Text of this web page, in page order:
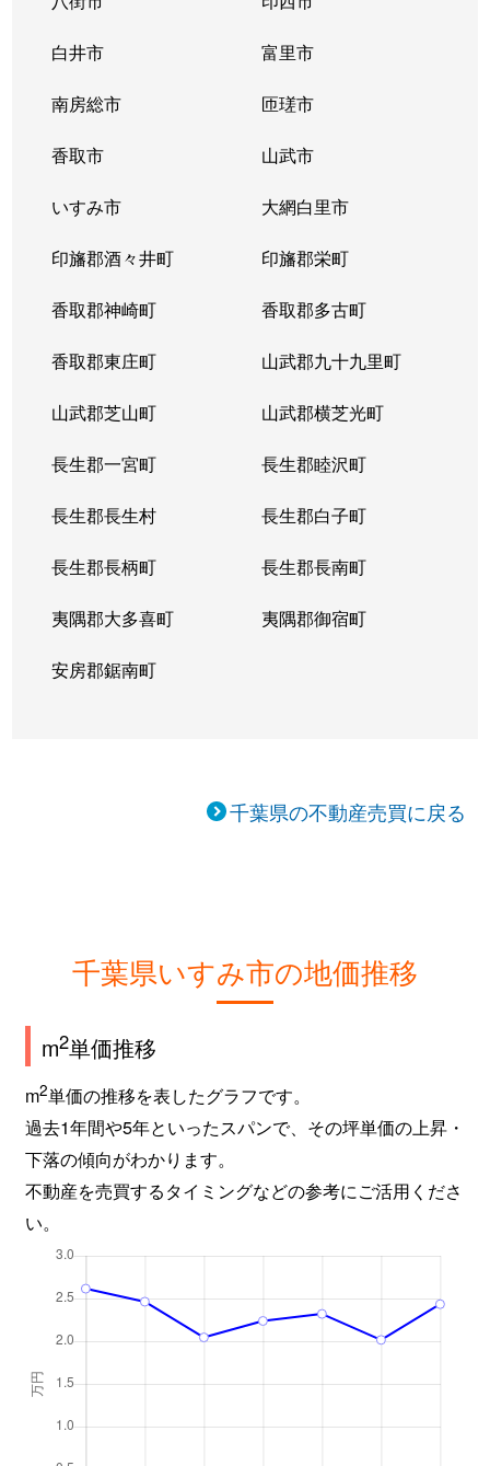
白井市 富里市
南房総市 匝瑳市
香取市 山武市
いすみ市 大網白里市
印旛郡酒々井町 印旛郡栄町
香取郡神崎町 香取郡多古町
香取郡東庄町 山武郡九十九里町
山武郡芝山町 山武郡横芝光町
長生郡一宮町 長生郡睦沢町
長生郡長生村 長生郡白子町
長生郡長柄町 長生郡長南町
夷隅郡大多喜町 夷隅郡御宿町
安房郡鋸南町
千葉県の不動産売買に戻る
千葉県いすみ市の地価推移
m2単価推移
m2単価の推移を表したグラフです。
過去1年間や5年といったスパンで、その坪単価の上昇・
下落の傾向がわかります。
不動産を売買するタイミングなどの参考にご活用くださ
い。